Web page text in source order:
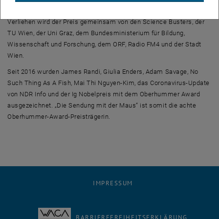
Verliehen wird der Preis gemeinsam von denScience Busters, der
TU Wien, der Uni Graz, dem Bundesministerium für Bildung,
Wissenschaft und Forschung, dem ORF, Radio FM4 und der Stadt
Wien.
Seit 2016 wurden James Randi, Giulia Enders, Adam Savage, No
Such Thing As A Fish , Mai Thi Nguyen-Kim, das Coronavirus-Update
von NDR Info und der Ig Nobelpreis mit dem Oberhummer Award
ausgezeichnet. „Die Sendung mit der Maus“ ist somit die achte
Oberhummer-Award-Preisträgerin.
IMPRESSUM
BARRIEREFREIHEITSERKLÄRUNG